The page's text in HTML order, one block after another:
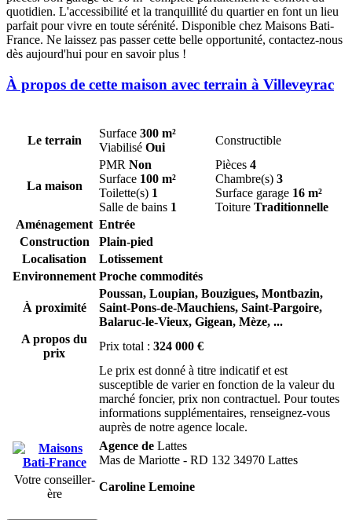
quotidien. L'accessibilité et la tranquillité du quartier en font un lieu
parfait pour vivre en toute sérénité. Disponible chez Maisons Bati-
France. Ne laissez pas passer cette belle opportunité, contactez-nous
dès aujourd'hui pour en savoir plus !
À propos de cette maison avec terrain à Villeveyrac
Le terrain
Surface 300 m²
Viabilisé Oui
Constructible
La maison
PMR Non
Surface 100 m²
Toilette(s) 1
Salle de bains 1
Pièces 4
Chambre(s) 3
Surface garage 16 m²
Toiture Traditionnelle
Aménagement Entrée
Construction
Plain-pied
Localisation
Lotissement
Environnement Proche commodités
À proximité
Poussan, Loupian, Bouzigues, Montbazin,
Saint-Pons-de-Mauchiens, Saint-Pargoire,
Balaruc-le-Vieux, Gigean, Mèze, ...
A propos du
prix
Prix total : 324 000 €
Le prix est donné à titre indicatif et est
susceptible de varier en fonction de la valeur du
marché foncier, prix non contractuel. Pour toutes
informations supplémentaires, renseignez-vous
auprès de notre agence locale.
Agence de Lattes
Mas de Mariotte - RD 132 34970 Lattes
Votre conseiller-
ère
Caroline Lemoine